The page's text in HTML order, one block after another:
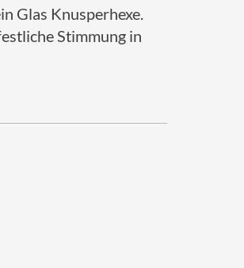
Glas Knusperhexe.
Stimmung in